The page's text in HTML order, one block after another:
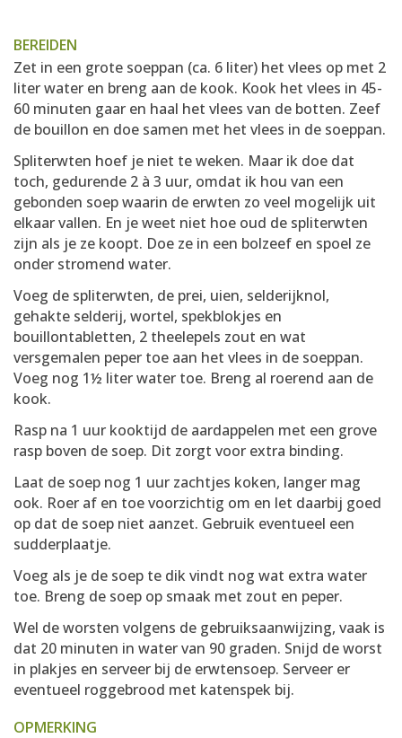
BEREIDEN
Zet in een grote soeppan (ca. 6 liter) het vlees op met 2
liter water en breng aan de kook. Kook het vlees in 45-
60 minuten gaar en haal het vlees van de botten. Zeef
de bouillon en doe samen met het vlees in de soeppan.
Spliterwten hoef je niet te weken. Maar ik doe dat
toch, gedurende 2 à 3 uur, omdat ik hou van een
gebonden soep waarin de erwten zo veel mogelijk uit
elkaar vallen. En je weet niet hoe oud de spliterwten
zijn als je ze koopt. Doe ze in een bolzeef en spoel ze
onder stromend water.
Voeg de spliterwten, de prei, uien, selderijknol,
gehakte selderij, wortel, spekblokjes en
bouillontabletten, 2 theelepels zout en wat
versgemalen peper toe aan het vlees in de soeppan.
Voeg nog 1½ liter water toe. Breng al roerend aan de
kook.
Rasp na 1 uur kooktijd de aardappelen met een grove
rasp boven de soep. Dit zorgt voor extra binding.
Laat de soep nog 1 uur zachtjes koken, langer mag
ook. Roer af en toe voorzichtig om en let daarbij goed
op dat de soep niet aanzet. Gebruik eventueel een
sudderplaatje.
Voeg als je de soep te dik vindt nog wat extra water
toe. Breng de soep op smaak met zout en peper.
Wel de worsten volgens de gebruiksaanwijzing, vaak is
dat 20 minuten in water van 90 graden. Snijd de worst
in plakjes en serveer bij de erwtensoep. Serveer er
eventueel roggebrood met katenspek bij.
OPMERKING